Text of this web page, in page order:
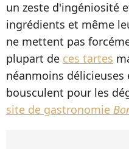
un zeste d'ingéniosité
ingrédients et même
ne mettent pas
plupart de ces tartes
néanmoins délicieuses
bousculent pour les
site de gastronomie